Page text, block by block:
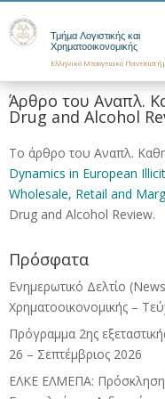
Τμήμα Λογιστικής και
Χρηματοοικονομικής
Ελληνικό Μεσογειακό
Άρθρο του Αναπλ.
Drug and Alcohol
Το άρθρο του Αναπλ.
Dynamics in European
Wholesale, Retail and
Drug and Alcohol Review.
Πρόσφατα
Ενημερωτικό Δελτίο
Χρηματοοικονομικής –
Πρόγραμμα 2ης
26 – Σεπτέμβριος 2026
ΕΛΚΕ ΕΛΜΕΠΑ: